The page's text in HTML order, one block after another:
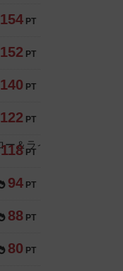
154 PT
152 PT
140 PT
122 PT
118 PT
94 PT
88 PT
80 PT